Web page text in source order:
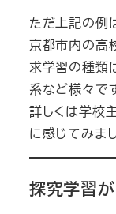
ただ上記の例
京都市内の高
求学習の種類
系など様々で
詳しくは学校
に感じてみま
探究学習